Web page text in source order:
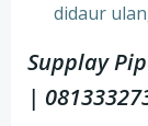
didaur
Supplay
|